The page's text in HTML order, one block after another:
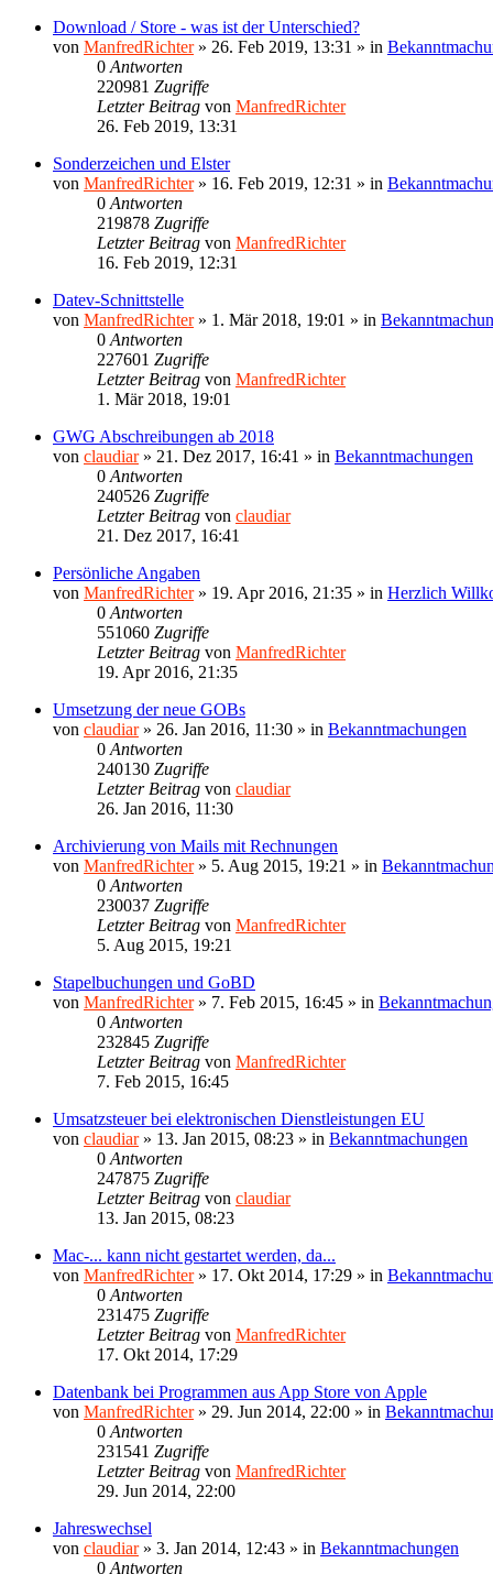
Download / Store - was ist der Unterschied?
von ManfredRichter» 26. Feb 2019, 13:31 » in
0 Antworten
220981 Zugriffe
Letzter Beitrag von ManfredRichter
26. Feb 2019, 13:31
Sonderzeichen und Elster
von ManfredRichter» 16. Feb 2019, 12:31 » in
0 Antworten
219878 Zugriffe
Letzter Beitrag von ManfredRichter
16. Feb 2019, 12:31
Datev-Schnittstelle
von ManfredRichter» 1. Mär 2018, 19:01 » in
0 Antworten
227601 Zugriffe
Letzter Beitrag von ManfredRichter
1. Mär 2018, 19:01
GWG Abschreibungen ab 2018
von claudiar» 21. Dez 2017, 16:41 » in Bekanntmachungen
0 Antworten
240526 Zugriffe
Letzter Beitrag von claudiar
21. Dez 2017, 16:41
Persönliche Angaben
von ManfredRichter» 19. Apr 2016, 21:35 » in Herzlich
0 Antworten
551060 Zugriffe
Letzter Beitrag von ManfredRichter
19. Apr 2016, 21:35
Umsetzung der neue GOBs
von claudiar» 26. Jan 2016, 11:30 » in Bekanntmachungen
0 Antworten
240130 Zugriffe
Letzter Beitrag von claudiar
26. Jan 2016, 11:30
Archivierung von Mails mit Rechnungen
von ManfredRichter» 5. Aug 2015, 19:21 » in
0 Antworten
230037 Zugriffe
Letzter Beitrag von ManfredRichter
5. Aug 2015, 19:21
Stapelbuchungen und GoBD
von ManfredRichter» 7. Feb 2015, 16:45 » in
0 Antworten
232845 Zugriffe
Letzter Beitrag von ManfredRichter
7. Feb 2015, 16:45
Umsatzsteuer bei elektronischen Dienstleistungen EU
von claudiar» 13. Jan 2015, 08:23 » in Bekanntmachungen
0 Antworten
247875 Zugriffe
Letzter Beitrag von claudiar
13. Jan 2015, 08:23
Mac-... kann nicht gestartet werden, da...
von ManfredRichter» 17. Okt 2014, 17:29 » in
0 Antworten
231475 Zugriffe
Letzter Beitrag von ManfredRichter
17. Okt 2014, 17:29
Datenbank bei Programmen aus App Store von Apple
von ManfredRichter» 29. Jun 2014, 22:00 » in
0 Antworten
231541 Zugriffe
Letzter Beitrag von ManfredRichter
29. Jun 2014, 22:00
Jahreswechsel
von claudiar» 3. Jan 2014, 12:43 » in Bekanntmachungen
0 Antworten